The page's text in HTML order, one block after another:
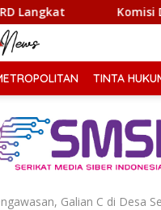
Komisi D DPRD
TINTA
Galian C di Desa